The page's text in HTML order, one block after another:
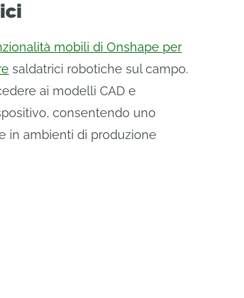
mobili di Onshape per
saldatrici robotiche sul campo.
ai modelli CAD e
consentendo uno
in ambienti di produzione